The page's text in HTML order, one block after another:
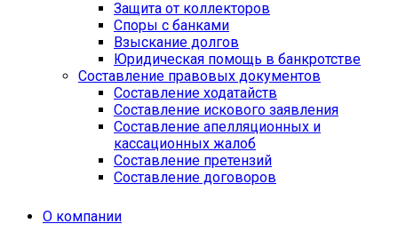
Защита от коллекторов
Споры с банками
Взыскание долгов
Юридическая помощь в банкротстве
Составление правовых документов
Составление ходатайств
Составление искового заявления
Составление апелляционных и
кассационных жалоб
Cоставление претензий
Составление договоров
О компании